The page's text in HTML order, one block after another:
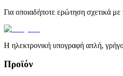
Για οποιαδήποτε ερώτηση σχετικά
Η ηλεκτρονική υπογραφή απλή,
Προϊόν